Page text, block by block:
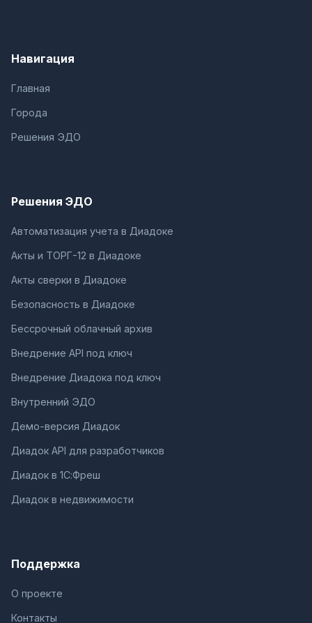
Навигация
Главная
Города
Решения ЭДО
Решения ЭДО
Автоматизация учета в Диадоке
Акты и ТОРГ-12 в Диадоке
Акты сверки в Диадоке
Безопасность в Диадоке
Бессрочный облачный архив
Внедрение API под ключ
Внедрение Диадока под ключ
Внутренний ЭДО
Демо-версия Диадок
Диадок API для разработчиков
Диадок в 1С:Фреш
Диадок в недвижимости
Поддержка
О проекте
Контакты